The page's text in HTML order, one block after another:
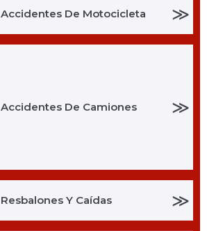
Accidentes De Motocicleta ≫
Accidentes De Camiones ≫
Resbalones Y Caídas ≫